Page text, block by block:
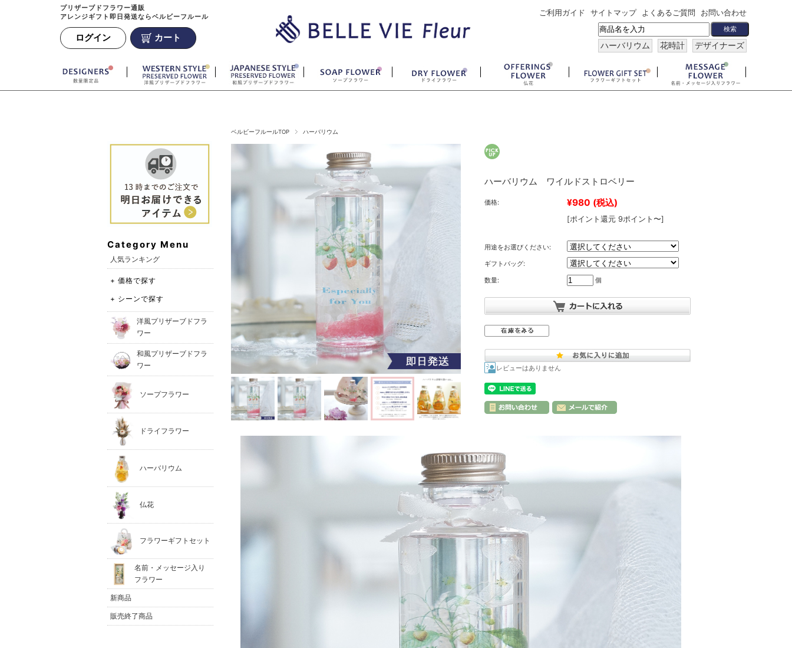
プリザーブドフラワー通販
アレンジギフト即日発送ならベルビーフルール
ログイン カート
ご利用ガイド サイトマップ よくあるご質問 お問い合わせ
ハーバリウム 花時計 デザイナーズ
ベルビーフルールTOP ハーバリウム
ハーバリウム ワイルドストロベリー
価格: ¥980 (税込)
[ポイント還元 9ポイント〜]
用途をお選びください:
ギフトバッグ:
数量:
個
レビューはありません
Category Menu
人気ランキング
+ 価格で探す
+ シーンで探す
洋風プリザーブドフラ
ワー
和風プリザーブドフラ
ワー
ソープフラワー
ドライフラワー
ハーバリウム
仏花
フラワーギフトセット
名前・メッセージ入り
フラワー
新商品
販売終了商品